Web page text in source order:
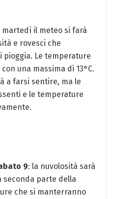
martedì il meteo si farà
e rovesci che
pioggia. Le temperature
una massima di 13°C.
a farsi sentire, ma le
e le temperature
9: la nuvolosità sarà
seconda parte della
che si manterranno